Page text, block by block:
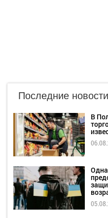
Последние новости
В